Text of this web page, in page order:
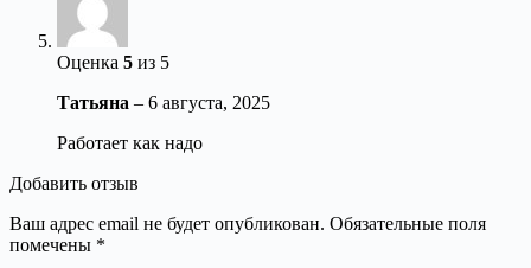
Оценка 5 из 5
Татьяна – 6 августа, 2025
Работает как надо
Добавить отзыв
Ваш адрес email не будет опубликован. Обязательные поля
помечены *